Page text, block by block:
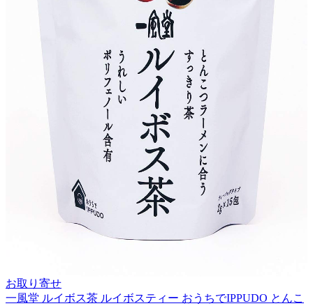
お取り寄せ
一風堂 ルイボス茶 ルイボスティー おうちでIPPUDO とんこ